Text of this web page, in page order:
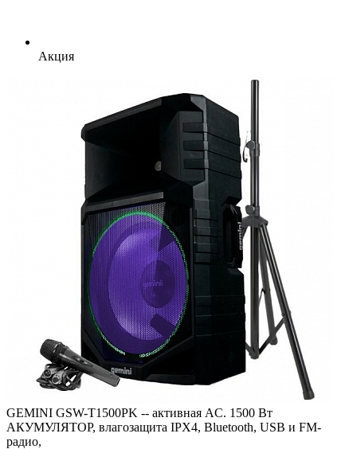
Акция
GEMINI GSW-T1500PK -- активная AC. 1500 Вт
АКУМУЛЯТОР, влагозащита IPX4, Bluetooth, USB и FM-
радио,